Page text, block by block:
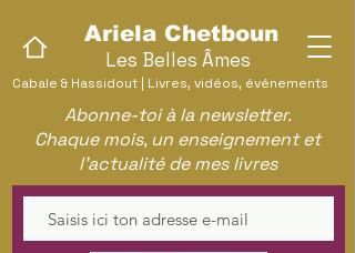
Cabale & Hassidout | Livres, vidéos, événements
Ariela Chetboun
Les Belles Âmes
Abonne-toi à la newsletter.
Chaque mois, un enseignement et
l'actualité de mes livres